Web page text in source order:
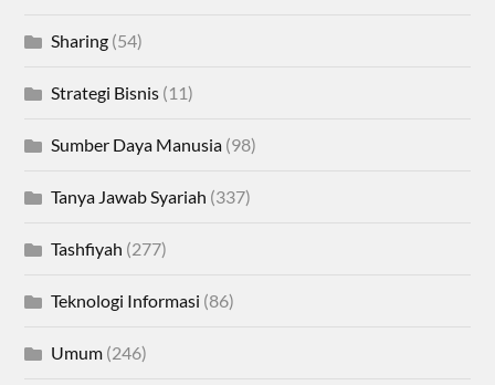
Sharing (54)
Strategi Bisnis (11)
Sumber Daya Manusia (98)
Tanya Jawab Syariah (337)
Tashfiyah (277)
Teknologi Informasi (86)
Umum (246)